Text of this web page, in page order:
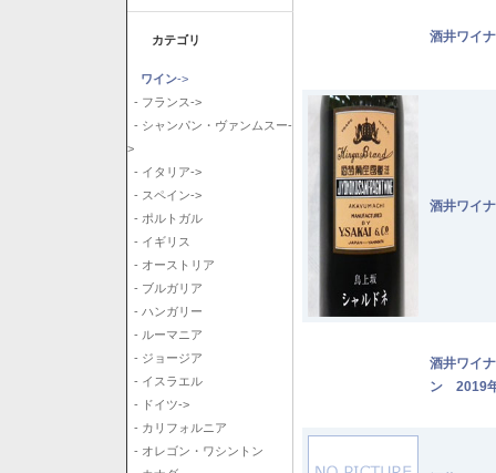
カテゴリ
ワイン->
- フランス->
- シャンパン・ヴァンムスー-
>
- イタリア->
- スペイン->
- ポルトガル
- イギリス
- オーストリア
- ブルガリア
- ハンガリー
- ルーマニア
- ジョージア
- イスラエル
- ドイツ->
- カリフォルニア
- オレゴン・ワシントン
酒井ワイ
酒井ワイ
酒井ワイ
ン 2019